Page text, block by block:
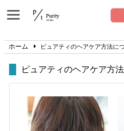
ホーム ピュアティのヘアケア方法に
ピュアティのヘアケア方